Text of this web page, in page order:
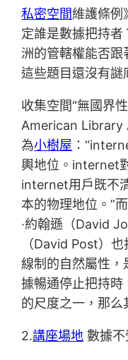
私密空間維護條例
定誰是數據把持
洲的管轄權能否跟
這些題目還沒有謎
收集空間“無國界
American Library
為小樹屋 ：
輿地位。internet
internet用戶既不
本的物理地位。”
·約翰遜（David
（David Post）
線制的自然屬性
據暢通停止把持時
的尺度之一，那么
2.講座場地 數據不